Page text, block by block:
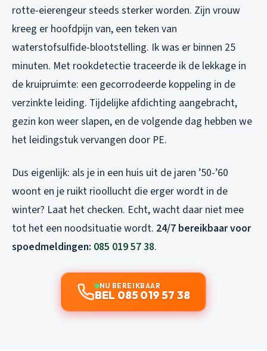
rotte-eierengeur steeds sterker worden. Zijn vrouw
kreeg er hoofdpijn van, een teken van
waterstofsulfide-blootstelling. Ik was er binnen 25
minuten. Met rookdetectie traceerde ik de lekkage in
de kruipruimte: een gecorrodeerde koppeling in de
verzinkte leiding. Tijdelijke afdichting aangebracht,
gezin kon weer slapen, en de volgende dag hebben we
het leidingstuk vervangen door PE.
Dus eigenlijk: als je in een huis uit de jaren ’50-’60
woont en je ruikt rioollucht die erger wordt in de
winter? Laat het checken. Echt, wacht daar niet mee
tot het een noodsituatie wordt. 24/7 bereikbaar voor
spoedmeldingen: 085 019 57 38.
NU BEREIKBAAR
BEL 085 019 57 38